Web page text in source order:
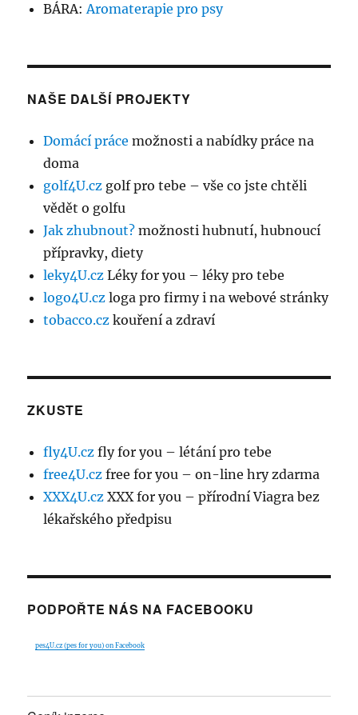
BÁRA:Aromaterapie pro psy
NAŠE DALŠÍ PROJEKTY
Domácí práce možnosti a nabídky práce na
doma
golf4U.cz golf pro tebe – vše co jste chtěli
vědět o golfu
Jak zhubnout? možnosti hubnutí, hubnoucí
přípravky, diety
leky4U.cz Léky for you – léky pro tebe
logo4U.cz loga pro firmy i na webové stránky
tobacco.cz kouření a zdraví
ZKUSTE
fly4U.cz fly for you – létání pro tebe
free4U.cz free for you – on-line hry zdarma
XXX4U.cz XXX for you – přírodní Viagra bez
lékařského předpisu
PODPOŘTE NÁS NA FACEBOOKU
pes4U.cz (pes for you) on Facebook